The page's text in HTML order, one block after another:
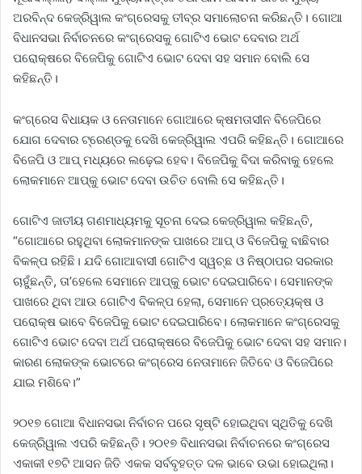
ଅରବିନ୍ଦ କେଜ୍ରିୱାଲ କଂଗ୍ରେସକୁ ତୀବ୍ର ସମାଲୋଚନା କରିଛନ୍ତି। ଗୋଆ
ବିଧାନସଭା ନିର୍ବାଚନରେ କଂଗ୍ରେସକୁ ଗୋଟିଏ ଭୋଟ ଦେବାର ଅର୍ଥ
ପରୋକ୍ଷରେ ବିଜେପିକୁ ଗୋଟିଏ ଭୋଟ ଦେବା ସହ ସମାନ ବୋଲି ସେ
କହିଛନ୍ତି।
କଂଗ୍ରେସ ବିଧାୟକ ଓ ନେତାମାନେ ଗୋଆରେ କ୍ଷମତାସୀନ ବିଜେପିରେ
ଯୋଗ ଦେବାର ଟ୍ରେଣ୍ଡକୁ ଦେଖି କେଜ୍ରିୱାଲ ଏପରି କହିଛନ୍ତି। ଗୋଆରେ
ବିଜେପି ଓ ଆପ୍‌ ମଧ୍ୟରେ ଲଢ଼େଇ ହେବ। ବିଜେପିକୁ ବିଦା କରିବାକୁ ହେଲେ
ଲୋକମାନେ ଆପ୍‌କୁ ଭୋଟ ଦେବା ଉଚିତ ବୋଲି ସେ କହିଛନ୍ତି।
ଗୋଟିଏ ଜାତୀୟ ଗଣମାଧ୍ୟମକୁ ସୂଚନା ଦେଇ କେଜ୍ରିୱାଲ କହିଛନ୍ତି,
“ଗୋଆରେ ରହୁଥିବା ଲୋକମାନଙ୍କ ପାଖରେ ଆପ୍‌ ଓ ବିଜେପିକୁ ବାଛିବାର
ବିକଳ୍ପ ରହିଛି। ଯଦି ଗୋଆବାସୀ ଗୋଟିଏ ସ୍ୱଚ୍ଛ ଓ ନିଷ୍ଠାପର ସରକାର
ଚାହୁଁଛନ୍ତି, ତା’ହେଲେ ସେମାନେ ଆପ୍‌କୁ ଭୋଟ ଦେଇପାରିବେ। ସେମାନଙ୍କ
ପାଖରେ ଥିବା ଆଉ ଗୋଟିଏ ବିକଳ୍ପ ହେଲା, ସେମାନେ ପ୍ରତ୍ୟେକ୍ଷ ଓ
ପରୋକ୍ଷ ଭାବେ ବିଜେପିକୁ ଭୋଟ ଦେଇପାରିବେ। ଲୋକମାନେ କଂଗ୍ରେସକୁ
ଗୋଟିଏ ଭୋଟ ଦେବା ଅର୍ଥ ପରୋକ୍ଷରେ ବିଜେପିକୁ ଭୋଟ ଦେବା ସହ ସମାନ।
କାରଣ ଲୋକଙ୍କ ଭୋଟରେ କଂଗ୍ରେସ ନେତାମାନେ ଜିତିବେ ଓ ବିଜେପିରେ
ଯାଇ ମଶିବେ।”
୨୦୧୭ ଗୋଆ ବିଧାନସଭା ନିର୍ବାଚନ ପରେ ସୃଷ୍ଟି ହୋଇଥିବା ସ୍ଥିତିକୁ ଦେଖି
କେଜ୍ରିୱାଲ ଏପରି କହିଛନ୍ତି। ୨୦୧୭ ବିଧାନସଭା ନିର୍ବାଚନରେ କଂଗ୍ରେସ
ଏକାକୀ ୧୭ଟି ଆସନ ଜିତି ଏକକ ସର୍ବବୃହତ୍ତ ଦଳ ଭାବେ ଉଭା ହୋଇଥିଲା।